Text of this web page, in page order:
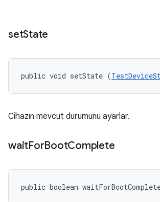
setState
public void setState (
Cihazın mevcut durumunu ayarlar.
waitForBootComplete
public boolean